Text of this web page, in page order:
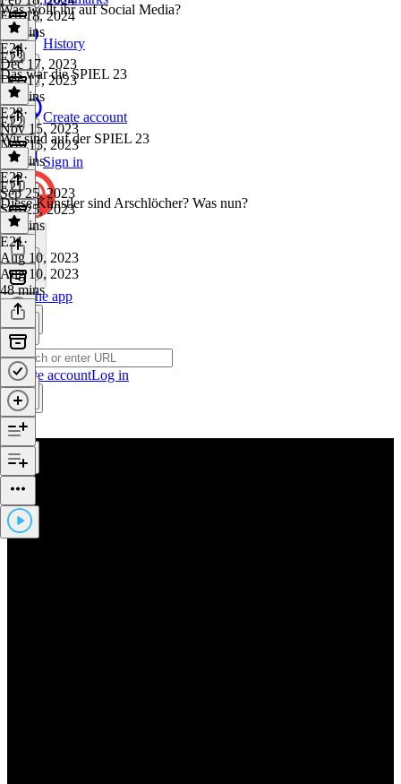
History
Create account
Sign in
Get the app
Create accountLog in
Feb 18, 2024
31 mins
Was wollt ihr auf Social Media?
E24·
Dec 17, 2023
Dec 17, 2023
39 mins
E23
Das war die SPIEL 23
E23·
Nov 15, 2023
Nov 15, 2023
43 mins
E22
Wir sind auf der SPIEL 23
E22·
Sep 25, 2023
Sep 25, 2023
12 mins
E21
Diese Künstler sind Arschlöcher? Was nun?
E21·
Aug 10, 2023
Aug 10, 2023
48 mins